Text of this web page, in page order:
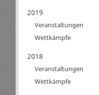
2019
Veranstaltungen
Wettkämpfe
2018
Veranstaltungen
Wettkämpfe